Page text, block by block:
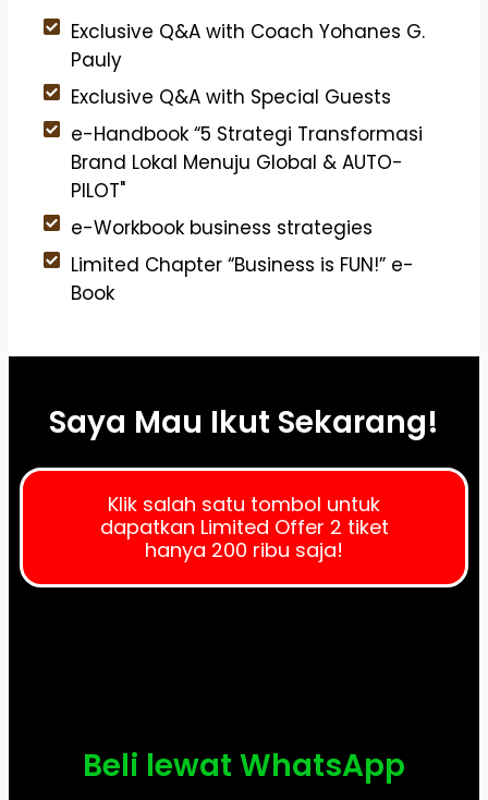
Exclusive Q&A with Coach Yohanes G.
Pauly
Exclusive Q&A with Special Guests
e-Handbook “5 Strategi Transformasi
Brand Lokal Menuju Global & AUTO-
PILOT"
e-Workbook business strategies
Limited Chapter “Business is FUN!” e-
Book
Saya Mau Ikut Sekarang!
Klik salah satu tombol untuk
dapatkan Limited Offer 2 tiket
hanya 200 ribu saja!
Beli lewat WhatsApp